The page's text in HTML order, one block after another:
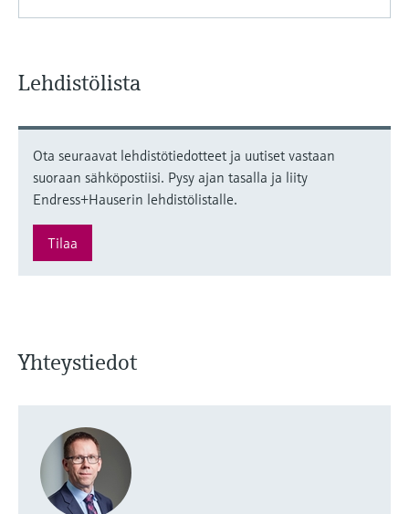
Lehdistölista
Ota seuraavat lehdistötiedotteet ja uutiset vastaan
suoraan sähköpostiisi. Pysy ajan tasalla ja liity
Endress+Hauserin lehdistölistalle.
Tilaa
Yhteystiedot